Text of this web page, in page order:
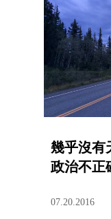
幾乎沒有
政治不
07.20.2016